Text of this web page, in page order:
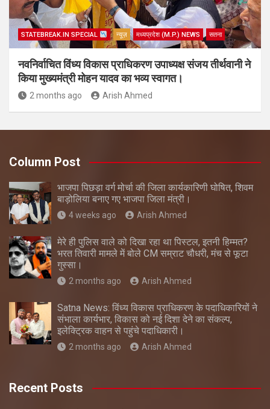
STATEBREAK.IN SPECIAL न्यूज़ मध्यप्रदेश (M.P.) NEWS सतना
नवनिर्वाचित विंध्य विकास प्राधिकरण उपाध्यक्ष संजय तीर्थवानी ने
किया मुख्यमंत्री मोहन यादव का भव्य स्वागत।
2 months ago Arish Ahmed
Column Post
भाजपा पिछड़ा वर्ग मोर्चा की जिला कार्यकारिणी घोषित, शिवम
बाड़ोलिया बनाए गए भाजपा जिला मंत्री।
4 weeks ago Arish Ahmed
मेरे ही पुलिस वाले को दिखा रहा था पिस्टल, इतनी हिम्मत?
भरत तिवारी मामले में बोले CM सम्राट चौधरी, मंच से फूटा
गुस्सा।
2 months ago Arish Ahmed
Satna News: विंध्य विकास प्राधिकरण के पदाधिकारियों ने
संभाला कार्यभार, विकास को नई दिशा देने का संकल्प,
इलेक्ट्रिक वाहन से पहुंचे पदाधिकारी।
2 months ago Arish Ahmed
Recent Posts